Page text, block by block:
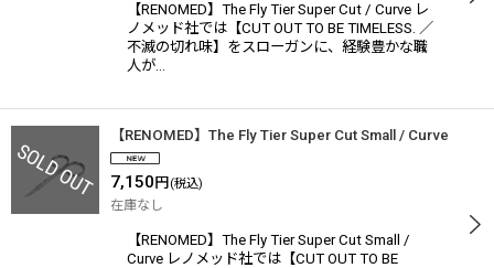
【RENOMED】The Fly Tier Super Cut / Curve レ
ノメッド社では【CUT OUT TO BE TIMELESS. ／
不滅の切れ味】をスローガンに、経験豊かな職
人が…
【RENOMED】The Fly Tier Super Cut Small / Curve
7,150 円 (税込)
在庫なし
【RENOMED】The Fly Tier Super Cut Small /
Curve レノメッド社では【CUT OUT TO BE